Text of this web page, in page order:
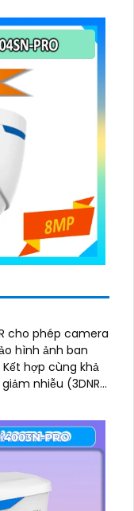
cho phép camera
hình ảnh ban
nhiễu (3DNR),
ánh sáng
sáng hoặc chói